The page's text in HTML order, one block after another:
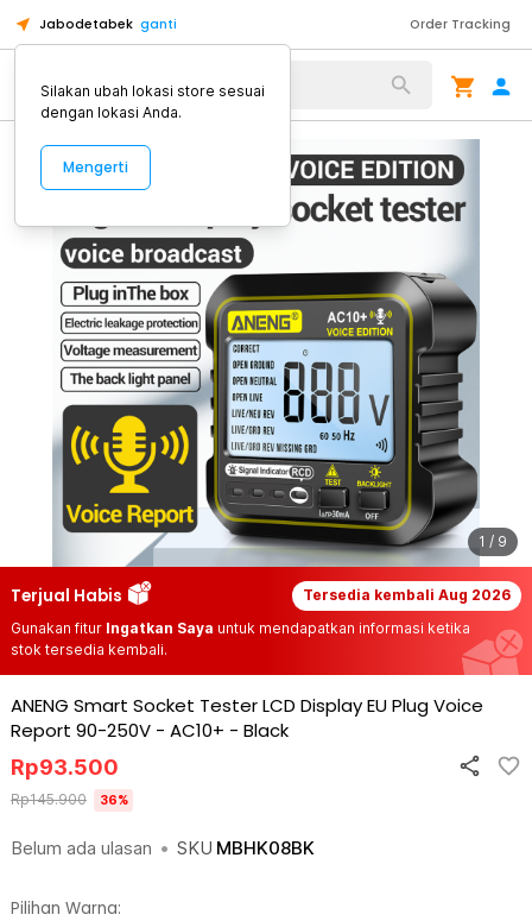
Jabodetabek ganti Order Tracking
Alat Kopi
1 / 9
Terjual Habis Tersedia kembali Aug 2026
Gunakan fitur Ingatkan Saya untuk mendapatkan informasi ketika
stok tersedia kembali.
ANENG Smart Socket Tester LCD Display EU Plug Voice
Report 90-250V - AC10+ - Black
Belum ada ulasan • SKU MBHK08BK
Rp93.500
Rp145.900 36%
Pilihan Warna:
Silakan ubah lokasi store sesuai
dengan lokasi Anda.
Mengerti